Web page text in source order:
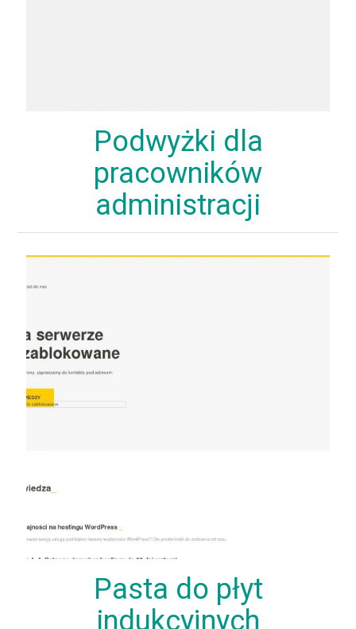
Podwyżki dla
pracowników
administracji
Pasta do płyt
indukcyjnych